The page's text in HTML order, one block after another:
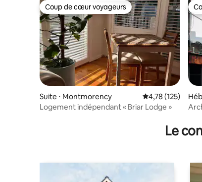
Coup de cœur voyageurs
Coup de cœur voyageurs
Suite ⋅ Montmorency Évaluation
4,78 (125)
Logement indépendant « Briar Lodge »
gh
Le